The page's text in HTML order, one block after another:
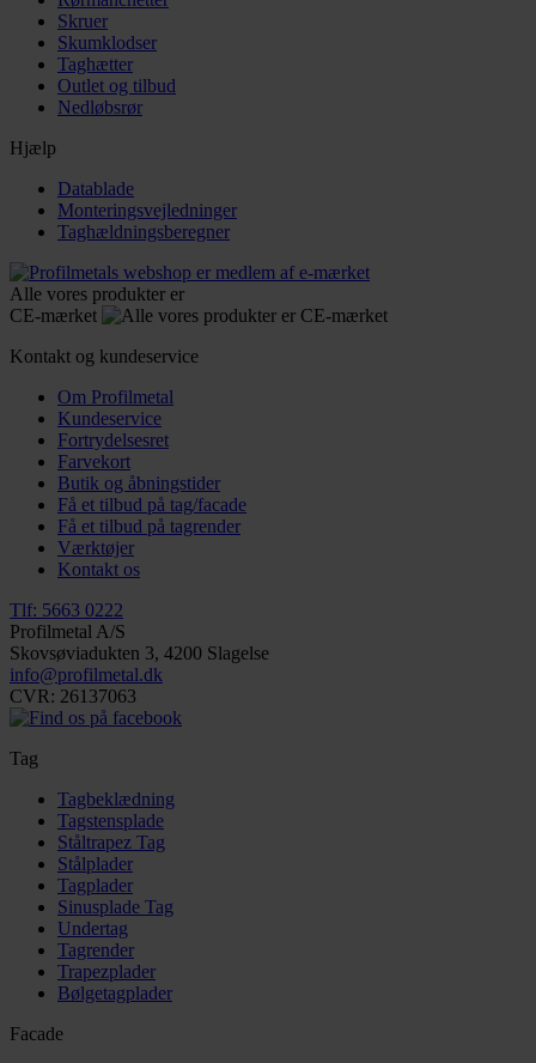
Skruer
Skumklodser
Taghætter
Outlet og tilbud
Nedløbsrør
Hjælp
Datablade
Monteringsvejledninger
Taghældningsberegner
Alle vores produkter er
CE-mærket
Kontakt og kundeservice
Om Profilmetal
Kundeservice
Fortrydelsesret
Farvekort
Butik og åbningstider
Få et tilbud på tag/facade
Få et tilbud på tagrender
Værktøjer
Kontakt os
Tlf: 5663 0222
Profilmetal A/S
Skovsøviadukten 3, 4200 Slagelse
info@profilmetal.dk
CVR: 26137063
Tag
Tagbeklædning
Tagstensplade
Ståltrapez Tag
Stålplader
Tagplader
Sinusplade Tag
Undertag
Tagrender
Trapezplader
Bølgetagplader
Facade